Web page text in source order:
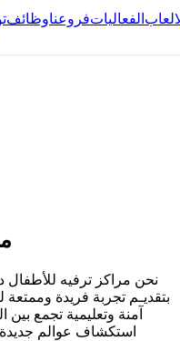
وظائففروعناالفعاليات
مرحبًا
شاطئ
إلى
نحن مراكز ترفيه للأطفال
بتقديـم تجربة فريدة وممتعة
آمنة وتعليمية تجمع
استكشاف عوالم